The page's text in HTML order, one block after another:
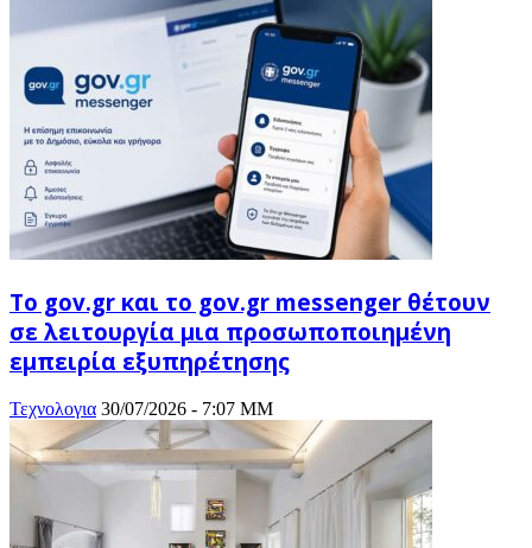
Tο gov.gr και το gov.gr messenger θέτουν
σε λειτουργία μια προσωποποιημένη
εμπειρία εξυπηρέτησης
Τεχνολογια 30/07/2026 - 7:07 ΜΜ